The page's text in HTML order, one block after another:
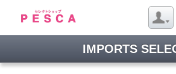
IMPORTS